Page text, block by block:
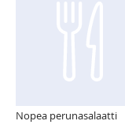
Nopea perunasalaatti